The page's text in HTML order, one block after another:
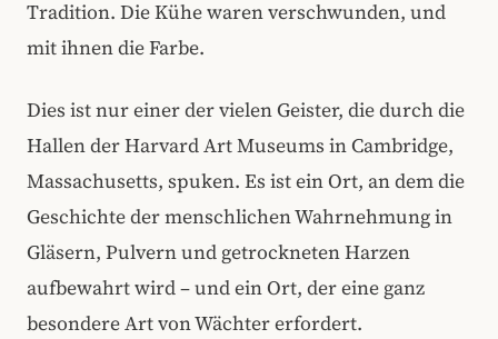
Tradition. Die Kühe waren verschwunden, und
mit ihnen die Farbe.
Dies ist nur einer der vielen Geister, die durch die
Hallen der Harvard Art Museums in Cambridge,
Massachusetts, spuken. Es ist ein Ort, an dem die
Geschichte der menschlichen Wahrnehmung in
Gläsern, Pulvern und getrockneten Harzen
aufbewahrt wird – und ein Ort, der eine ganz
besondere Art von Wächter erfordert.